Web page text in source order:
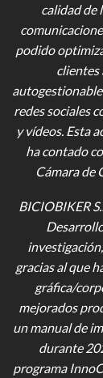
calidad de
podido
clientes
redes sociales
y vídeos. Esta
ha contado
Cámara de
BICIOBIKER
gracias al que
gráfica/
mejorados
un manual de
durante
programa